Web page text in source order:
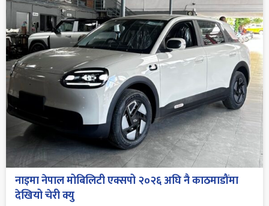
नाइमा नेपाल मोबिलिटी एक्सपो २०२६ अघि नै काठमाडौंमा
देखियो चेरी क्यु